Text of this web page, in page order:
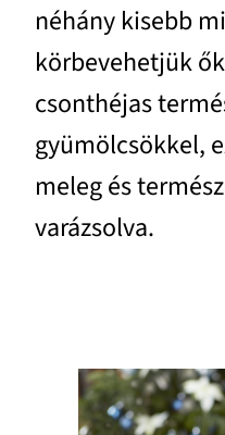
néhány kisebb
körbevehetjük
csonthéjas
gyümölcsökkel,
meleg és
varázsolva.